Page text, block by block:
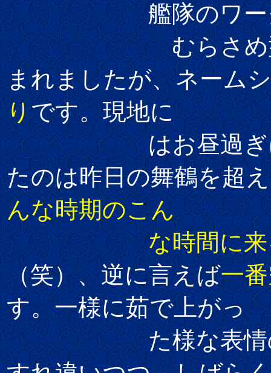
艦隊のワークホ
むらさめ型は昨
まれましたが、ネーム
りです。現地に
はお昼過ぎに到
たのは昨日の舞鶴を超
んな時期のこん
な時間に来る方
（笑）、逆に言えば一
す。一様に茹で上がっ
た様な表情のむ